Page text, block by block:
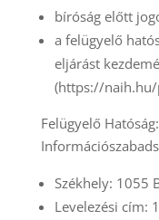
bíróság előtt
a felügyelő
eljárást
(https://naih.hu/
Felügyelő
Székhely: 1055
Levelezési cím: